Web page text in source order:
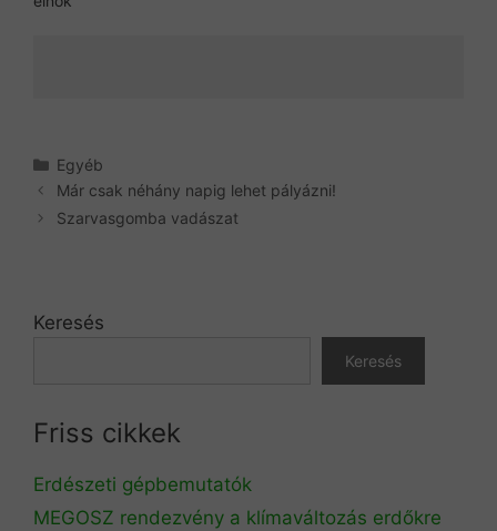
Kategória
Egyéb
Már csak néhány napig lehet pályázni!
Szarvasgomba vadászat
Keresés
Keresés
Friss cikkek
Erdészeti gépbemutatók
MEGOSZ rendezvény a klímaváltozás erdőkre